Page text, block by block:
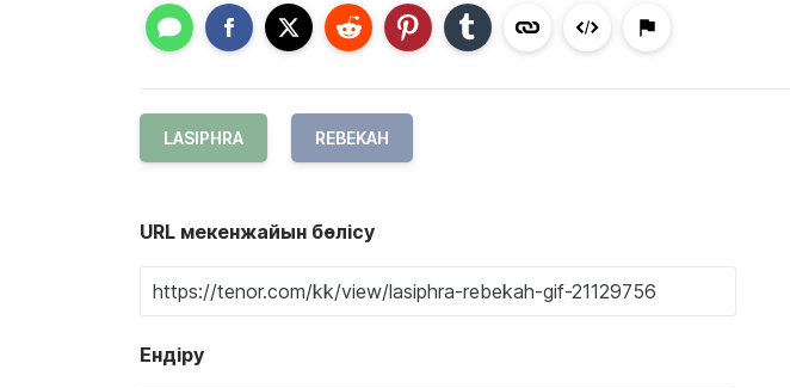
LASIPHRA REBEKAH
URL мекенжайын бөлісу
Ендіру